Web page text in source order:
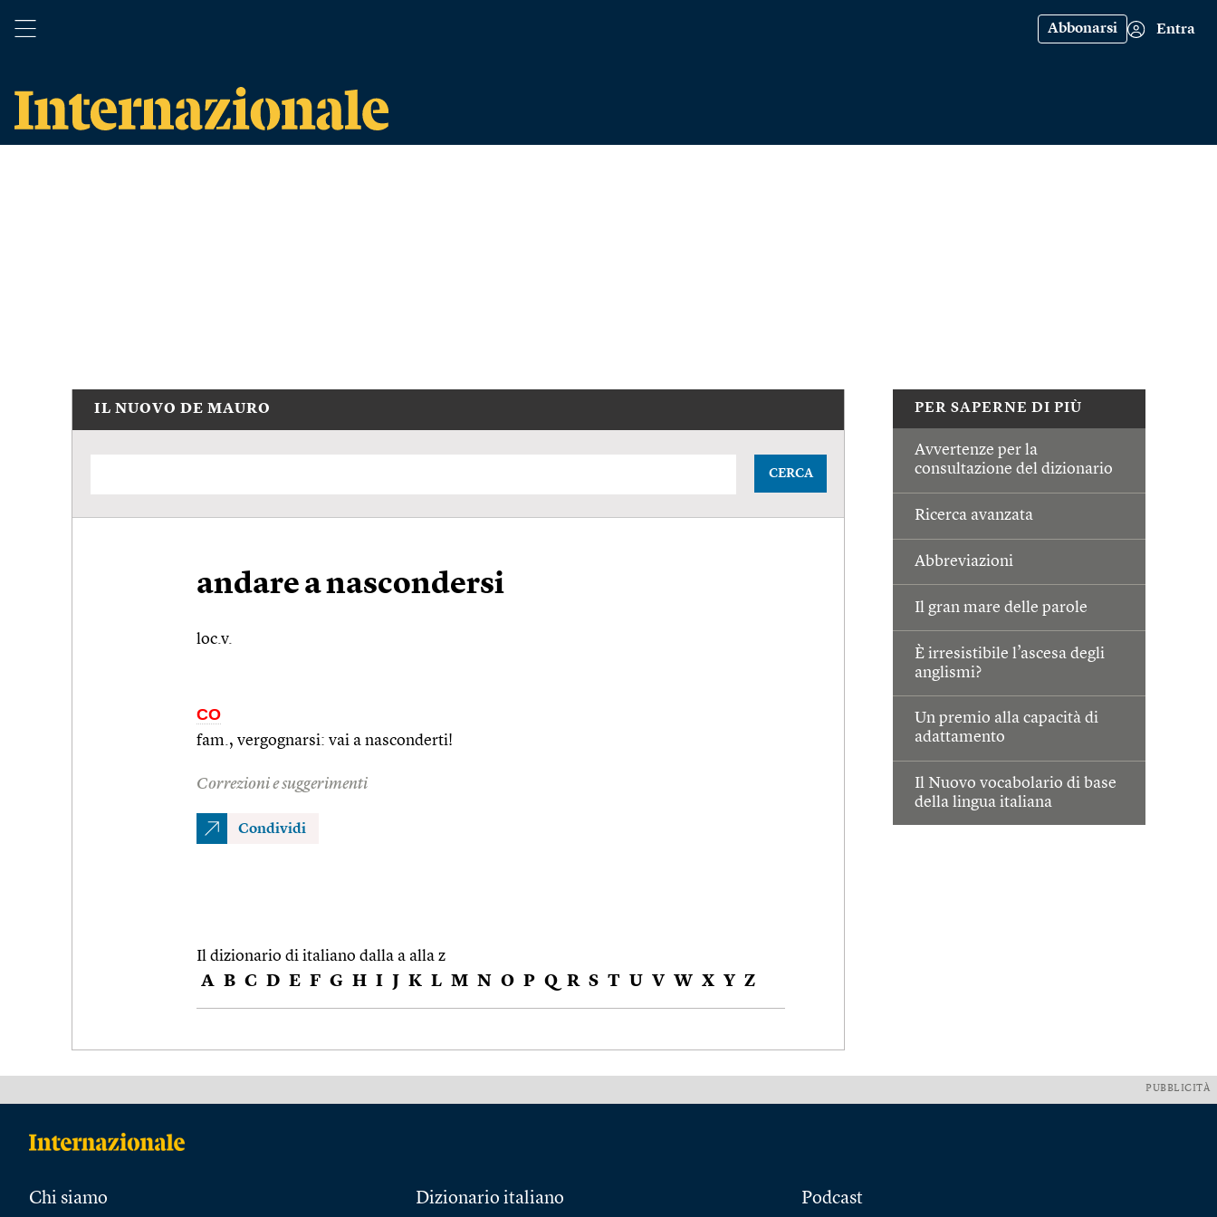
Abbonarsi Entra
PER SAPERNE DI PIÙ
Avvertenze per la
consultazione del dizionario
Ricerca avanzata
Abbreviazioni
Il gran mare delle parole
È irresistibile l’ascesa degli
anglismi?
Un premio alla capacità di
adattamento
Il Nuovo vocabolario di base
della lingua italiana
IL NUOVO DE MAURO
CERCA
andare a nascondersi
loc.v.
CO
fam., vergognarsi: vai a nasconderti!
Correzioni e suggerimenti
Condividi
Il dizionario di italiano dalla a alla z
A B C D E F G H I J K L M N O P Q R S T U V W X Y Z
PUBBLICITÀ
Chi siamo Dizionario italiano Podcast